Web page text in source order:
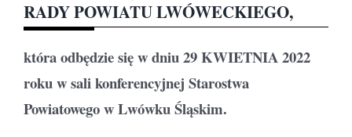
RADY POWIATU LWÓWECKIEGO,
która odbędzie się w dniu 29 KWIETNIA 2022
rokuw sali konferencyjnej Starostwa
Powiatowego w Lwówku Śląskim.